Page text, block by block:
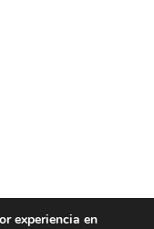
experiencia en